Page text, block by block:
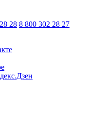
28 8 800 302 28 27